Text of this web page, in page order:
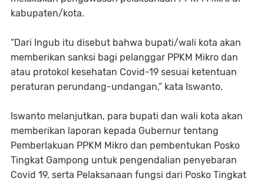
kabupaten/kota.
“Dari Ingub itu disebut bahwa bupati/wali kota akan
memberikan sanksi bagi pelanggar PPKM Mikro dan
atau protokol kesehatan Covid-19 sesuai ketentuan
peraturan perundang-undangan,” kata Iswanto.
Iswanto melanjutkan, para bupati dan wali kota akan
memberikan laporan kepada Gubernur tentang
Pemberlakuan PPKM Mikro dan pembentukan Posko
Tingkat Gampong untuk pengendalian penyebaran
Covid 19, serta Pelaksanaan fungsi dari Posko Tingkat